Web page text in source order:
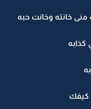
خانته وخانت حبه
كذابه
كيفك